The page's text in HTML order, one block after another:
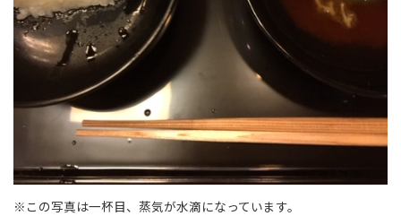
※この写真は一杯目、蒸気が水滴になっています。